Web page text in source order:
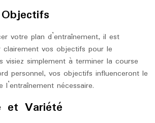
votre plan d’entraînement, il est
vos objectifs pour le
visiez simplement à terminer la course
personnel, vos objectifs influenceront le
l’entraînement nécessaire.
et Variété